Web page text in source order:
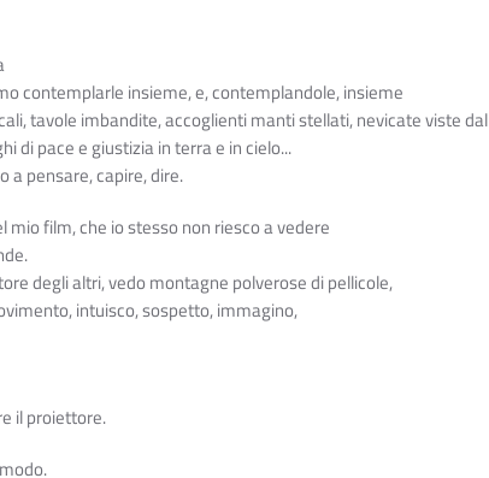
contemplarle insieme, e, contemplandole, insieme
tavole imbandite, accoglienti manti stellati, nevicate viste dal
di pace e giustizia in terra e in cielo...
a pensare, capire, dire.
mio film, che io stesso non riesco a vedere
degli altri, vedo montagne polverose di pellicole,
intuisco, sospetto, immagino,
il proiettore.